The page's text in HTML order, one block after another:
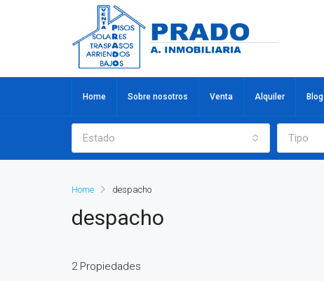
Home Sobre nosotros Venta Alquiler Blog
Estado Tipo
Home despacho
despacho
2 Propiedades